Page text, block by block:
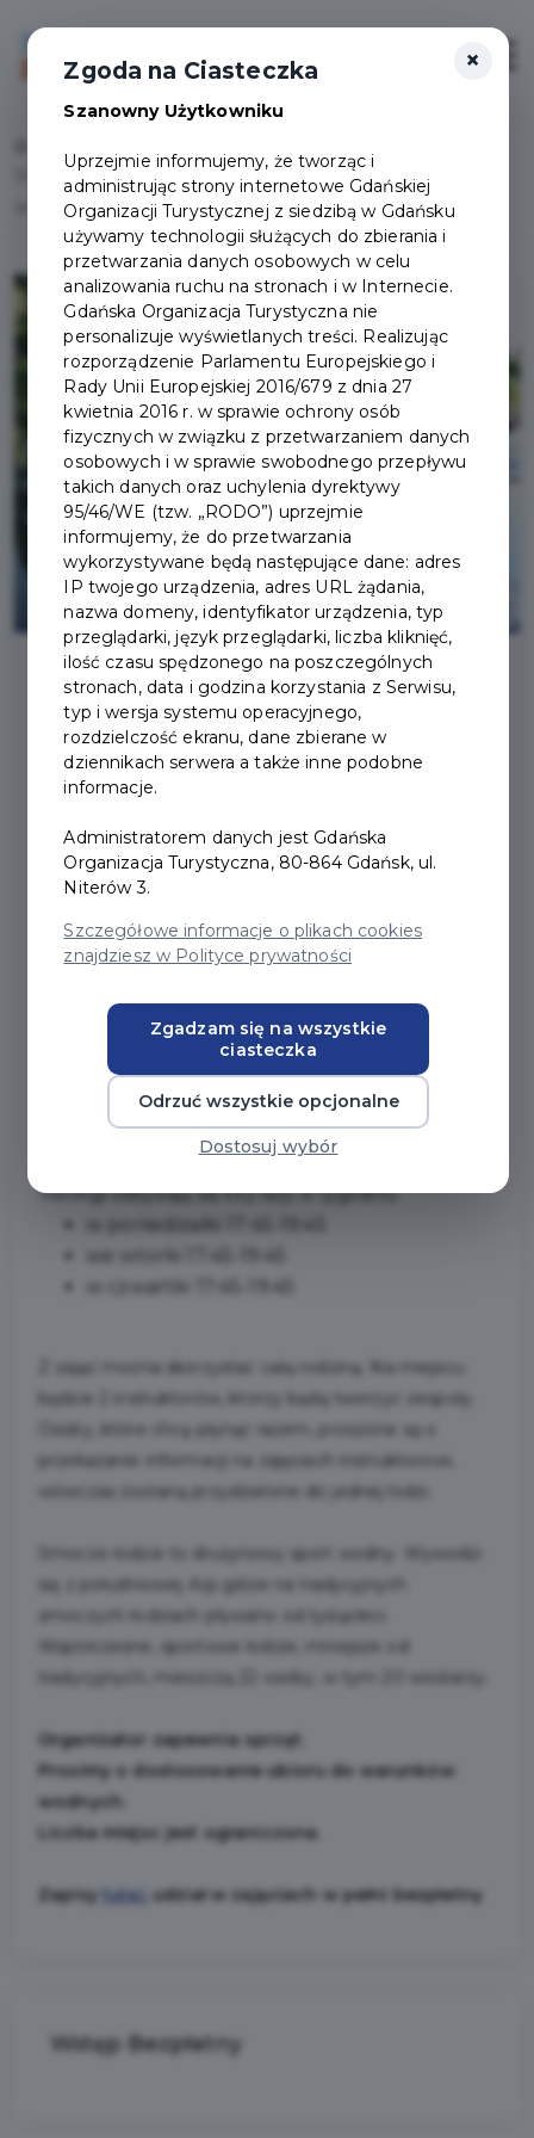
Login/Rejestracja
DCS ŚRÓDMIEŚCIE: Smocze łodzie dla dzieci, młodzieży, i dorosłych
(przystań wioślarska - Żabi Kruk)
DCS ŚRÓDMIEŚCIE:
SMOCZE ŁODZIE DLA
DZIECI, MŁODZIEŻY, I
DOROSŁYCH (PRZYSTAŃ
WIOŚLARSKA - ŻABI
KRUK)
DCS Gdańsk, serdecznie zaprasza na otwarte treningi
Smoczych Łodzi po opływie Motławy.
Zajęcia dedykowane są osobom w wieku 6-80 lat.
Treningi odbywają się trzy razy w tygodniu:
we wtorki 17:45-19:45
w czwartki 17:45-19:45
Z zajęć można skorzystać całą rodziną. Na miejscu
będzie 2 instruktorów, którzy będą tworzyć zespoły.
Osoby, które chcą płynąć razem, proszone są o
przekazanie informacji na zajęciach instruktorowi,
wówczas zostaną przydzielone do jednej łodzi.
Smocze łodzie to drużynowy sport wodny. Wywodzi
się z południowej Azji gdzie na tradycyjnych
smoczych łodziach pływano od tysiącleci.
Współczesne, sportowe łodzie, mniejsze od
tradycyjnych, mieszczą 22 osoby, w tym 20 wioślarzy.
Organizator zapewnia sprzęt.
Prosimy o dostosowanie ubioru do warunków
wodnych.
Liczba miejsc jest ograniczona.
Zapisy tutaj , udział w zajęciach w pełni bezpłatny
Wstęp Bezpłatny
×
Zgoda na Ciasteczka
Szanowny Użytkowniku
Uprzejmie informujemy, że tworząc i
administrując strony internetowe Gdańskiej
Organizacji Turystycznej z siedzibą w Gdańsku
używamy technologii służących do zbierania i
przetwarzania danych osobowych w celu
analizowania ruchu na stronach i w Internecie.
Gdańska Organizacja Turystyczna nie
personalizuje wyświetlanych treści. Realizując
rozporządzenie Parlamentu Europejskiego i
Rady Unii Europejskiej 2016/679 z dnia 27
kwietnia 2016 r. w sprawie ochrony osób
fizycznych w związku z przetwarzaniem danych
osobowych i w sprawie swobodnego przepływu
takich danych oraz uchylenia dyrektywy
95/46/WE (tzw. „RODO”) uprzejmie
informujemy, że do przetwarzania
wykorzystywane będą następujące dane: adres
IP twojego urządzenia, adres URL żądania,
nazwa domeny, identyfikator urządzenia, typ
przeglądarki, język przeglądarki, liczba kliknięć,
ilość czasu spędzonego na poszczególnych
stronach, data i godzina korzystania z Serwisu,
typ i wersja systemu operacyjnego,
rozdzielczość ekranu, dane zbierane w
dziennikach serwera a także inne podobne
informacje.
Administratorem danych jest Gdańska
Organizacja Turystyczna, 80-864 Gdańsk, ul.
Niterów 3.
Szczegółowe informacje o plikach cookies
znajdziesz w Polityce prywatności
Zgadzam się na wszystkie
ciasteczka
Odrzuć wszystkie opcjonalne
Dostosuj wybór